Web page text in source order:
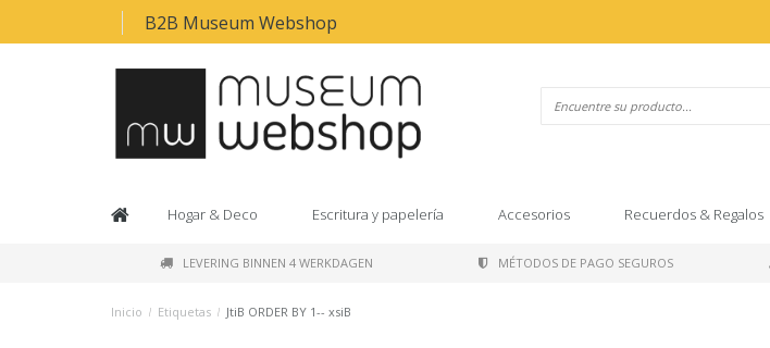
B2B Museum Webshop
Hogar & Deco Escritura y papelería Accesorios Recuerdos & Regalos
LEVERING BINNEN 4 WERKDAGEN MÉTODOS DE PAGO SEGUROS
Inicio / Etiquetas / JtiB ORDER BY 1-- xsiB